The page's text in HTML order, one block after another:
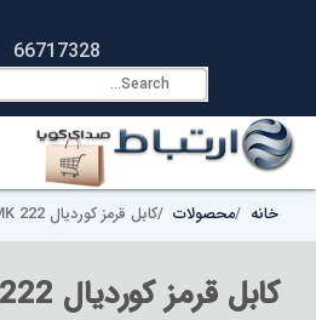
66717328
خانه محصولات کابل قرمز کوردیال Cordial CMK 222
کابل قرمز کوردیال Cordial CMK 222